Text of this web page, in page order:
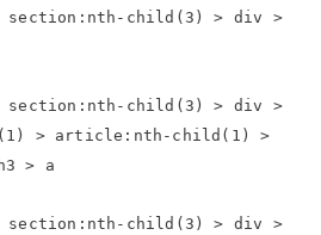
section:nth-child(3) > div >
section:nth-child(3) > div >
> article:nth-child(1) >
> a
section:nth-child(3) > div >